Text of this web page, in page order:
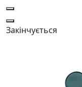
Закінчується